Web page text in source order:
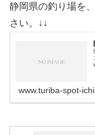
静岡県の釣り場を
さい。↓↓
www.turiba-spot-